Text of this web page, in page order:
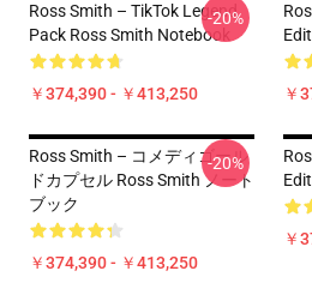
Ross Smith – TikTok Legend
Pack Ross Smith Notebook
￥374,390 - ￥413,250
-20%
￥
Ross Smith – コメディゴール
ドカプセル Ross Smith ノート
ブック
￥374,390 - ￥413,250
-20%
￥